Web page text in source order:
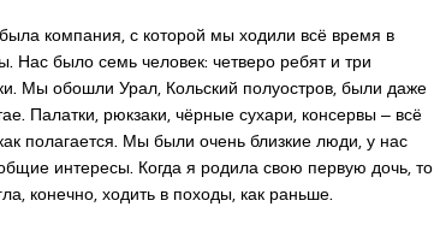
компания, с которой мы ходили всё время в
Нас было семь человек: четверо ребят и три
Мы обошли Урал, Кольский полуостров, были даже
Палатки, рюкзаки, чёрные сухари, консервы ‒ всё
полагается. Мы были очень близкие люди, у нас
интересы. Когда я родила свою первую дочь, то
конечно, ходить в походы, как раньше.